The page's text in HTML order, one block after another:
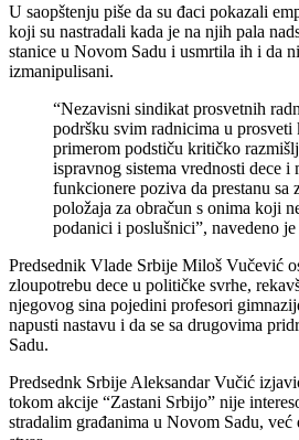
U saopštenju piše da su đaci pokazali
koji su nastradali kada je na njih pala
stanice u Novom Sadu i usmrtila ih i da
izmanipulisani.
“Nezavisni sindikat prosvetnih
podršku svim radnicima u
primerom podstiču kritičko
ispravnog sistema vrednosti dece i
funkcionere poziva da prestanu sa
položaja za obračun s onima koji
podanici i poslušnici”, navedeno je
Predsednik Vlade Srbije Miloš Vučević
zloupotrebu dece u političke svrhe,
njegovog sina pojedini profesori
napusti nastavu i da se sa drugovima
Sadu.
Predsednk Srbije Aleksandar Vučić
tokom akcije “Zastani Srbijo” nije
stradalim građanima u Novom Sadu,